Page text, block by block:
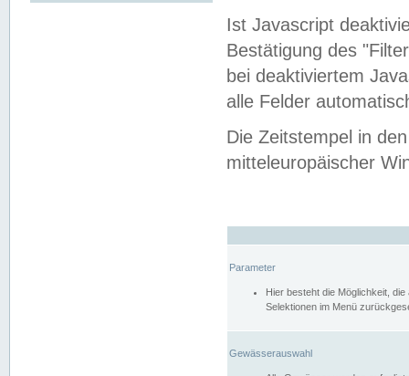
Ist Javascript
Bestätigung des
bei deaktiviertem
alle Felder
Die Zeitstempel in
mitteleuropäischer
Parameter
Hier besteht die Möglichkeit,
Selektionen im Menü
Gewässerauswahl